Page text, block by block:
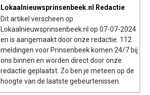
Lokaalnieuwsprinsenbeek.nl Redactie
Dit artikel verscheen op
Lokaalnieuwsprinsenbeek.nl op 07-07-2024
en is aangemaakt door onze redactie. 112
meldingen voor Prinsenbeek komen 24/7 bij
ons binnen en worden direct door onze
redactie geplaatst. Zo ben je meteen op de
hoogte van de laatste gebeurtenissen.